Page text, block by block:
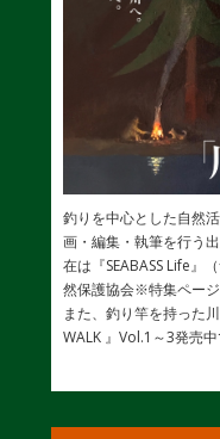
釣りを中心とした自然
画・編集・執筆を行う
在は『SEABASS Life』
然保護協会※特集ページ
また、釣り竿を持った
WALK 』Vol.1～3発売中